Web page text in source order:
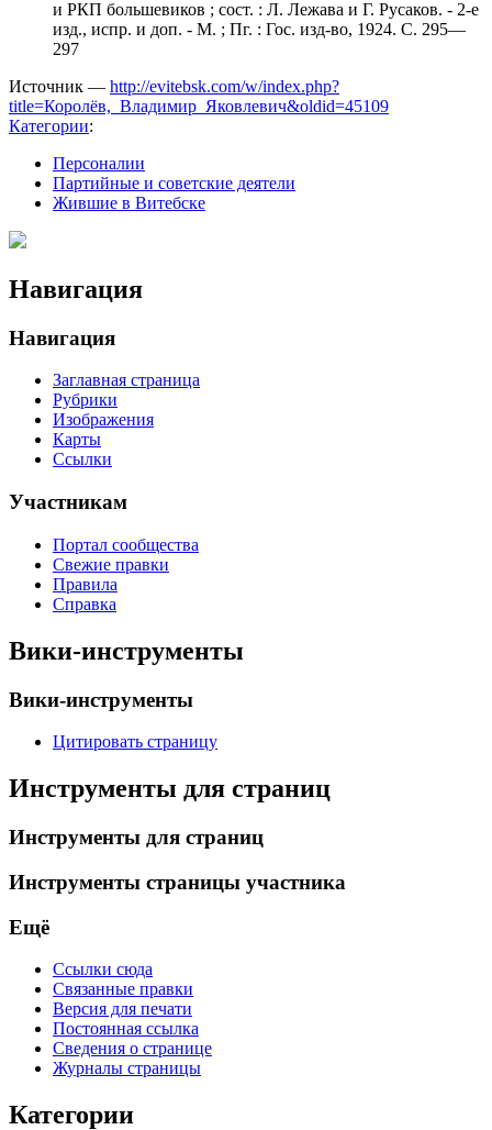
и РКП большевиков ; сост. : Л. Лежава и Г. Русаков. - 2-е
изд., испр. и доп. - М. ; Пг. : Гос. изд-во, 1924. С. 295—
297
Источник — http://evitebsk.com/w/index.php?
title=Королёв,_Владимир_Яковлевич&oldid=45109
Категории:
Персоналии
Партийные и советские деятели
Жившие в Витебске
Навигация
Навигация
Заглавная страница
Рубрики
Изображения
Карты
Ссылки
Участникам
Портал сообщества
Свежие правки
Правила
Справка
Вики-инструменты
Вики-инструменты
Цитировать страницу
Инструменты для страниц
Инструменты для страниц
Инструменты страницы участника
Ещё
Ссылки сюда
Связанные правки
Версия для печати
Постоянная ссылка
Сведения о странице
Журналы страницы
Категории